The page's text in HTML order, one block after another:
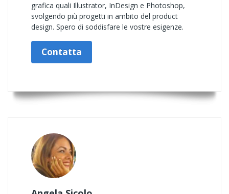
grafica quali Illustrator, InDesign e Photoshop,
svolgendo più progetti in ambito del product
design. Spero di soddisfare le vostre esigenze.
Contatta